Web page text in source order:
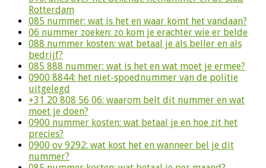
Rotterdam
085 nummer: wat is het en waar komt het vandaan?
06 nummer zoeken: zo kom je erachter wie er belde
088 nummer kosten: wat betaal je als beller en als
bedrijf?
085 888 nummer: wat is het en wat moet je ermee?
0900 8844: het niet-spoednummer van de politie
uitgelegd
+31 20 808 56 06: waarom belt dit nummer en wat
moet je doen?
0900 nummer kosten: wat betaal je en hoe zit het
precies?
0900 ov 9292: wat kost het en wanneer bel je dit
nummer?